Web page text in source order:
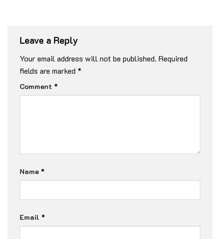
Leave a Reply
Your email address will not be published. Required
fields are marked *
Comment *
Name *
Email *